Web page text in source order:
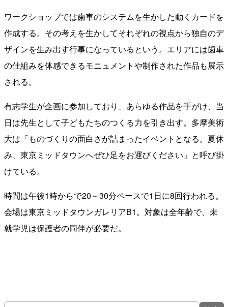
ワークショップでは歯車のシステムを生かした動くカードを
作成する。その考えを生かしてそれぞれの視点から独自のデ
ザインを生み出す行事になっているという。エリアには歯車
の仕組みを体感できるモニュメントや制作された作品も展示
される。
有志学生が企画に参加しており、あらゆる作品を手がけ、当
日は先生として子どもたちのつくる力を引き出す。多摩美術
大は「ものづくりの面白さが詰まったイベントとなる。夏休
み、東京ミッドタウンへぜひ足をお運びください」と呼び掛
けている。
時間は午後1時からで20～30分ペースで1日に8回行われる。
会場は東京ミッドタウンガレリアB1。対象は全年齢で、未
就学児は保護者の同伴が必要だ。